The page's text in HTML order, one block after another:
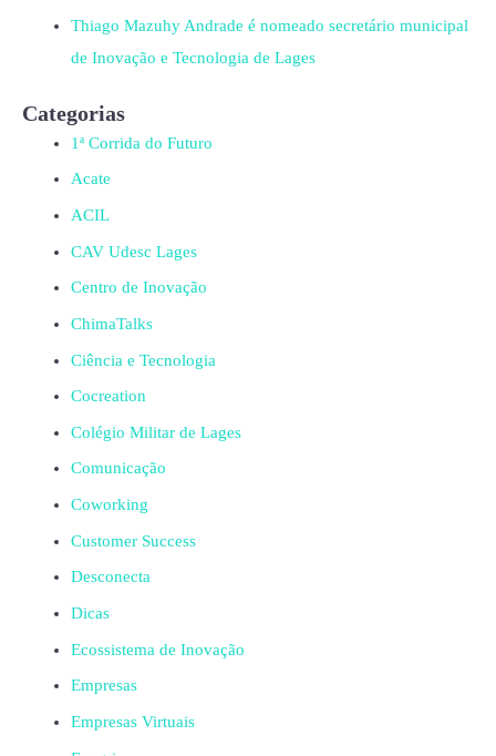
Thiago Mazuhy Andrade é nomeado secretário municipal
de Inovação e Tecnologia de Lages
Categorias
1ª Corrida do Futuro
Acate
ACIL
CAV Udesc Lages
Centro de Inovação
ChimaTalks
Ciência e Tecnologia
Cocreation
Colégio Militar de Lages
Comunicação
Coworking
Customer Success
Desconecta
Dicas
Ecossistema de Inovação
Empresas
Empresas Virtuais